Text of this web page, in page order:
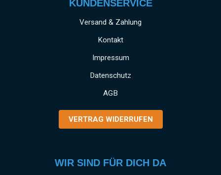
KUNDENSERVICE
Versand & Zahlung
Kontakt
Impressum
Datenschutz
AGB
VERTRAG WIDERRUFEN
WIR SIND FÜR DICH DA